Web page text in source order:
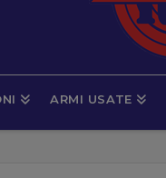
ARMI USATE